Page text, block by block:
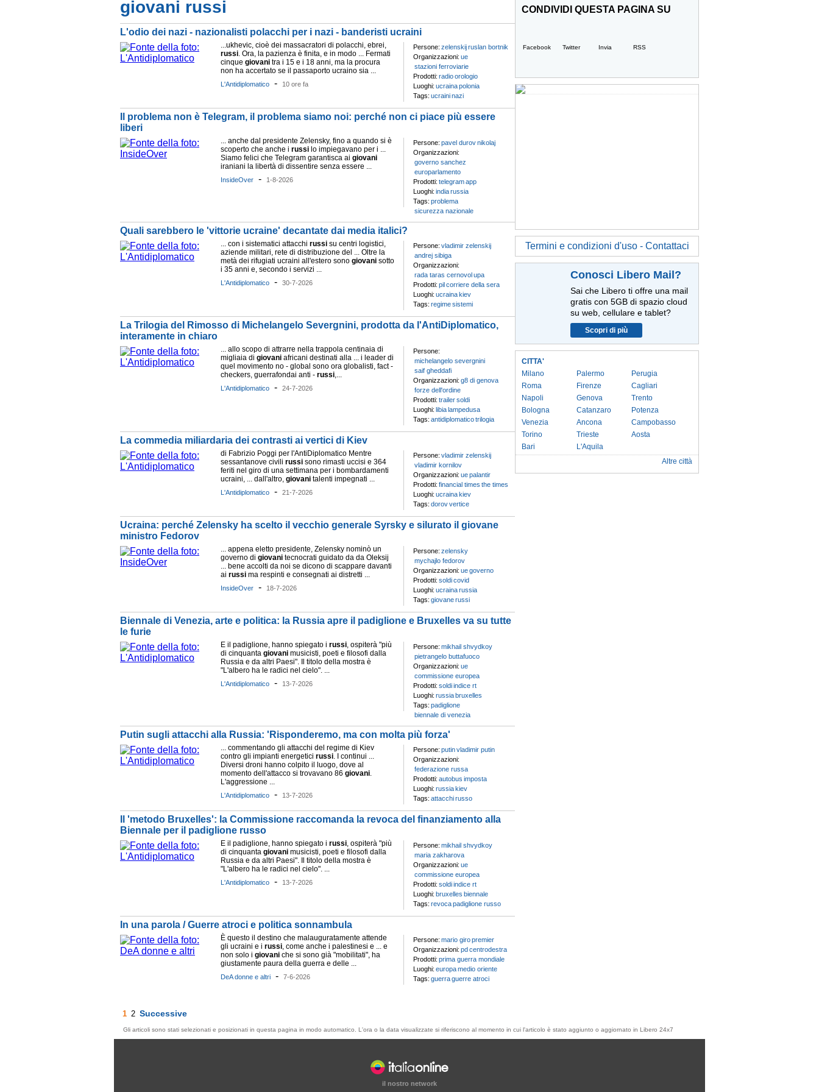
giovani russi
L'odio dei nazi - nazionalisti polacchi per i nazi - banderisti ucraini
...ukhevic, cioè dei massacratori di polacchi, ebrei,
russi. Ora, la pazienza è finita, e in modo ... Fermati
cinque giovani tra i 15 e i 18 anni, ma la procura
non ha accertato se il passaporto ucraino sia ...
L'Antidiplomatico - 10 ore fa
Persone: zelenskijruslan bortnik
Organizzazioni: ue
stazioni ferroviarie
Prodotti: radioorologio
Luoghi: ucrainapolonia
Tags: ucraininazi
Il problema non è Telegram, il problema siamo noi: perché non ci piace più essere
liberi
... anche dal presidente Zelensky, fino a quando si è
scoperto che anche i russi lo impiegavano per i ...
Siamo felici che Telegram garantisca ai giovani
iraniani la libertà di dissentire senza essere ...
InsideOver - 1-8-2026
Persone: pavel durovnikolaj
Organizzazioni:
governo sanchez
europarlamento
Prodotti: telegramapp
Luoghi: indiarussia
Tags: problema
sicurezza nazionale
Quali sarebbero le 'vittorie ucraine' decantate dai media italici?
... con i sistematici attacchi russi su centri logistici,
aziende militari, rete di distribuzione del ... Oltre la
metà dei rifugiati ucraini all'estero sono giovani sotto
i 35 anni e, secondo i servizi ...
L'Antidiplomatico - 30-7-2026
Persone: vladimir zelenskij
andrej sibiga
Organizzazioni:
rada taras cernovolupa
Prodotti: pilcorriere della sera
Luoghi: ucrainakiev
Tags: regimesistemi
La Trilogia del Rimosso di Michelangelo Severgnini, prodotta da l'AntiDiplomatico,
interamente in chiaro
... allo scopo di attrarre nella trappola centinaia di
migliaia di giovani africani destinati alla ... i leader di
quel movimento no - global sono ora globalisti, fact -
checkers, guerrafondai anti - russi,...
L'Antidiplomatico - 24-7-2026
Persone:
michelangelo severgnini
saif gheddafi
Organizzazioni: g8 di genova
forze dell'ordine
Prodotti: trailersoldi
Luoghi: libialampedusa
Tags: antidiplomaticotrilogia
La commedia miliardaria dei contrasti ai vertici di Kiev
di Fabrizio Poggi per l'AntiDiplomatico Mentre
sessantanove civili russi sono rimasti uccisi e 364
feriti nel giro di una settimana per i bombardamenti
ucraini, ... dall'altro, giovani talenti impegnati ...
L'Antidiplomatico - 21-7-2026
Persone: vladimir zelenskij
vladimir kornilov
Organizzazioni: uepalantir
Prodotti: financial times the times
Luoghi: ucrainakiev
Tags: dorovvertice
Ucraina: perché Zelensky ha scelto il vecchio generale Syrsky e silurato il giovane
ministro Fedorov
... appena eletto presidente, Zelensky nominò un
governo di giovani tecnocrati guidato da da Oleksij
... bene accolti da noi se dicono di scappare davanti
ai russi ma respinti e consegnati ai distretti ...
InsideOver - 18-7-2026
Persone: zelensky
mychajlo fedorov
Organizzazioni: uegoverno
Prodotti: soldicovid
Luoghi: ucrainarussia
Tags: giovanerussi
Biennale di Venezia, arte e politica: la Russia apre il padiglione e Bruxelles va su tutte
le furie
E il padiglione, hanno spiegato i russi, ospiterà "più
di cinquanta giovani musicisti, poeti e filosofi dalla
Russia e da altri Paesi". Il titolo della mostra è
"L'albero ha le radici nel cielo". ...
L'Antidiplomatico - 13-7-2026
Persone: mikhail shvydkoy
pietrangelo buttafuoco
Organizzazioni: ue
commissione europea
Prodotti: soldiindice rt
Luoghi: russiabruxelles
Tags: padiglione
biennale di venezia
Putin sugli attacchi alla Russia: 'Risponderemo, ma con molta più forza'
... commentando gli attacchi del regime di Kiev
contro gli impianti energetici russi. I continui ...
Diversi droni hanno colpito il luogo, dove al
momento dell'attacco si trovavano 86 giovani.
L'aggressione ...
L'Antidiplomatico - 13-7-2026
Persone: putinvladimir putin
Organizzazioni:
federazione russa
Prodotti: autobus imposta
Luoghi: russiakiev
Tags: attacchirusso
Il 'metodo Bruxelles': la Commissione raccomanda la revoca del finanziamento alla
Biennale per il padiglione russo
E il padiglione, hanno spiegato i russi, ospiterà "più
di cinquanta giovani musicisti, poeti e filosofi dalla
Russia e da altri Paesi". Il titolo della mostra è
"L'albero ha le radici nel cielo". ...
L'Antidiplomatico - 13-7-2026
Persone: mikhail shvydkoy
maria zakharova
Organizzazioni: ue
commissione europea
Prodotti: soldiindice rt
Luoghi: bruxelles biennale
Tags: revocapadiglione russo
In una parola / Guerre atroci e politica sonnambula
È questo il destino che malauguratamente attende
gli ucraini e i russi, come anche i palestinesi e ... e
non solo i giovani che si sono già "mobilitati", ha
giustamente paura della guerra e delle ...
DeA donne e altri - 7-6-2026
Persone: mario giropremier
Organizzazioni: pdcentrodestra
Prodotti: prima guerra mondiale
Luoghi: europamedio oriente
Tags: guerraguerre atroci
1 2 Successive
CONDIVIDI QUESTA PAGINA SU
Facebook Twitter Invia RSS
Termini e condizioni d'uso - Contattaci
Conosci Libero Mail?
Sai che Libero ti offre una mail
gratis con 5GB di spazio cloud
su web, cellulare e tablet?
Scopri di più
CITTA'
Milano
Roma
Napoli
Bologna
Venezia
Torino
Bari
Palermo
Firenze
Genova
Catanzaro
Ancona
Trieste
L'Aquila
Perugia
Cagliari
Trento
Potenza
Campobasso
Aosta
Altre città
Gli articoli sono stati selezionati e posizionati in questa pagina in modo automatico. L'ora o la data visualizzate si riferiscono al momento in cui l'articolo è stato aggiunto o aggiornato in Libero 24x7
il nostro network